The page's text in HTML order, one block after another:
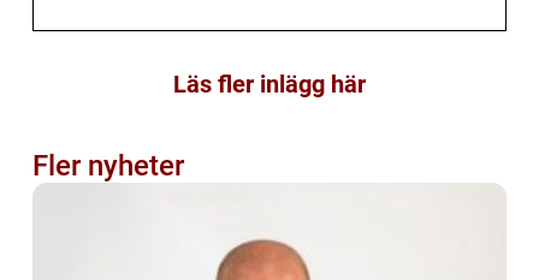
Läs fler inlägg här
Fler nyheter